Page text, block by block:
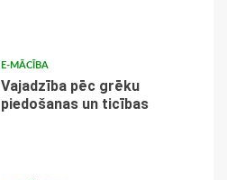
E-MĀCĪBA
Vajadzība pēc grēku
piedošanas un ticības